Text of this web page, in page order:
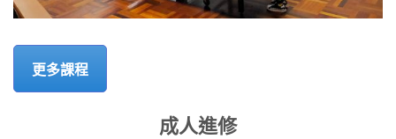
更多課程
成人進修